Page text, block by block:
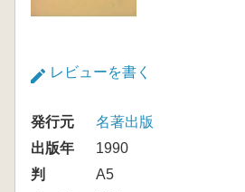
レビューを書く
発行元
名著出版
出版年
1990
判
A5